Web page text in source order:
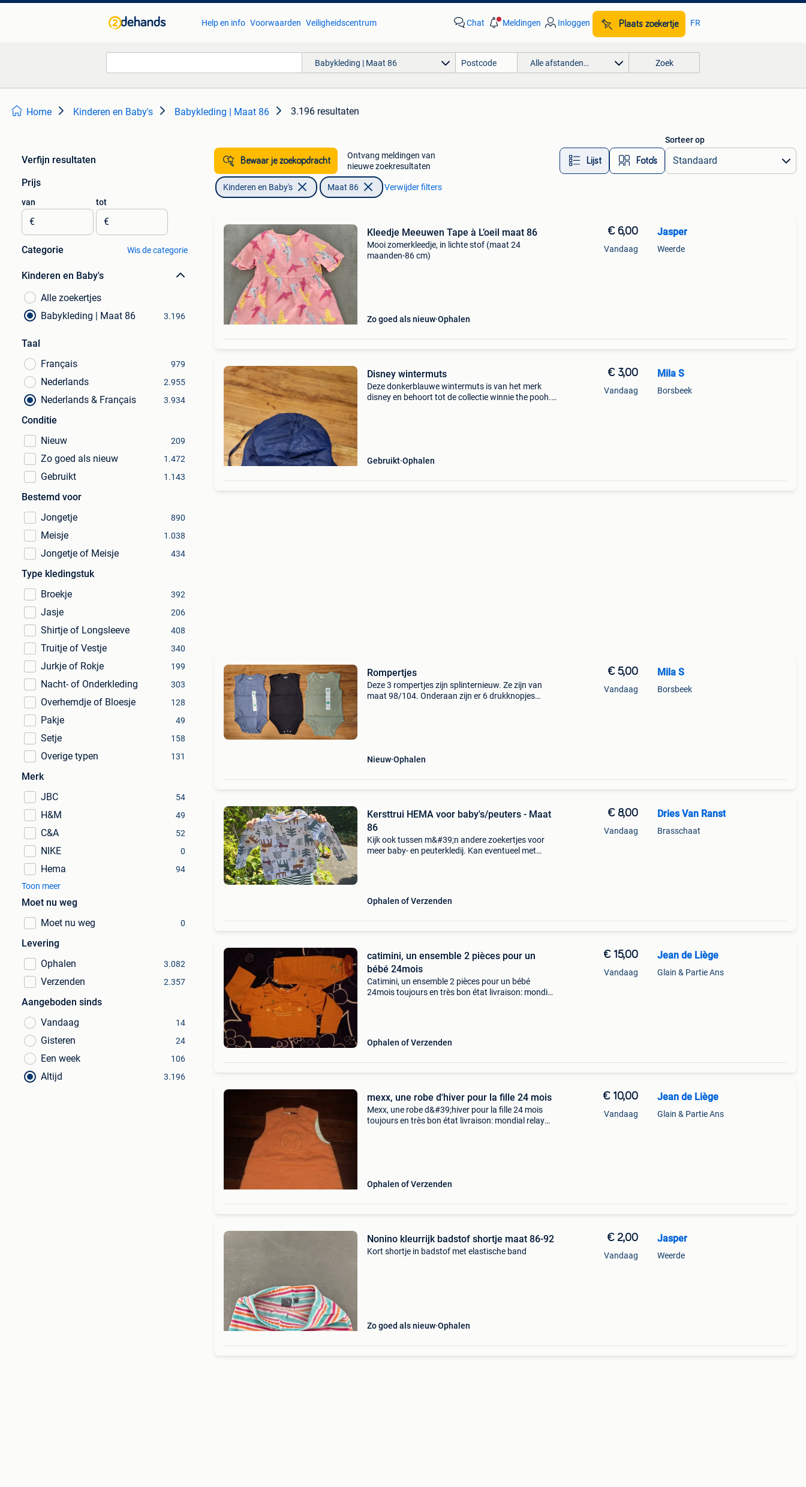
Help en info Voorwaarden Veiligheidscentrum Chat Meldingen Inloggen Plaats zoekertje FR
Babykleding | Maat 86 Alle afstanden… Zoek
Home Kinderen en Baby's Babykleding | Maat 86 3.196 resultaten
Verfijn resultaten
Prijs
van
€
tot
€
Categorie Wis de categorie
Kinderen en Baby's
Alle zoekertjes
Babykleding | Maat 86
3.196
Taal
Français
979
Nederlands 2.955
Nederlands & Français 3.934
Conditie
Nieuw
209
Zo goed als nieuw 1.472
Gebruikt 1.143
Bestemd voor
Jongetje
890
Meisje 1.038
Jongetje of Meisje 434
Type kledingstuk
Broekje
392
Jasje 206
Shirtje of Longsleeve 408
Truitje of Vestje 340
Jurkje of Rokje 199
Nacht- of Onderkleding 303
Overhemdje of Bloesje 128
Pakje 49
Setje 158
Overige typen 131
Merk
JBC
54
H&M 49
C&A 52
NIKE 0
Hema
94
Toon meer
Moet nu weg
Moet nu weg
0
Levering
Ophalen
3.082
Verzenden 2.357
Aangeboden sinds
Vandaag
14
Gisteren 24
Een week 106
Altijd 3.196
Bewaar je zoekopdracht
Ontvang meldingen van
nieuwe zoekresultaten
Lijst Foto’s
Sorteer op
Kinderen en Baby's Maat 86 Verwijder filters
Kleedje Meeuwen Tape à L’oeil maat 86
Mooi zomerkleedje, in lichte stof (maat 24
maanden-86 cm)
Zo goed als nieuw Ophalen
€ 6,00
Vandaag
Jasper
Weerde
Disney wintermuts
Deze donkerblauwe wintermuts is van het merk
disney en behoort tot de collectie winnie the pooh.
Gebruikt Ophalen
€ 3,00
Vandaag
Mila S
Borsbeek
Rompertjes
Deze 3 rompertjes zijn splinternieuw. Ze zijn van
maat 98/104. Onderaan zijn er 6 drukknopjes
Nieuw Ophalen
€ 5,00
Vandaag
Mila S
Borsbeek
Kersttrui HEMA voor baby's/peuters - Maat
86
Kijk ook tussen m&#39;n andere zoekertjes voor
meer baby- en peuterkledij. Kan eventueel met
Ophalen of Verzenden
€ 8,00
Vandaag
Dries Van Ranst
Brasschaat
catimini, un ensemble 2 pièces pour un
bébé 24mois
Catimini, un ensemble 2 pièces pour un bébé
24mois toujours en très bon état livraison: mondial
Ophalen of Verzenden
€ 15,00
Vandaag
Jean de Liège
Glain & Partie Ans
mexx, une robe d'hiver pour la fille 24 mois
Mexx, une robe d&#39;hiver pour la fille 24 mois
toujours en très bon état livraison: mondial relay
Ophalen of Verzenden
€ 10,00
Vandaag
Jean de Liège
Glain & Partie Ans
Nonino kleurrijk badstof shortje maat 86-92
Kort shortje in badstof met elastische band
Zo goed als nieuw Ophalen
€ 2,00
Vandaag
Jasper
Weerde